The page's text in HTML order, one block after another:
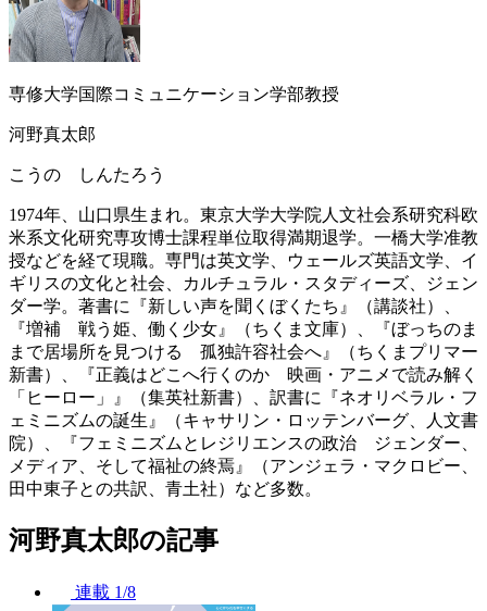
専修大学国際コミュニケーション学部教授
河野真太郎
こうの しんたろう
1974年、山口県生まれ。東京大学大学院人文社会系研究科欧
米系文化研究専攻博士課程単位取得満期退学。一橋大学准教
授などを経て現職。専門は英文学、ウェールズ英語文学、イ
ギリスの文化と社会、カルチュラル・スタディーズ、ジェン
ダー学。著書に『新しい声を聞くぼくたち』（講談社）、
『増補 戦う姫、働く少女』（ちくま文庫）、『ぼっちのま
まで居場所を見つける 孤独許容社会へ』（ちくまプリマー
新書）、『正義はどこへ行くのか 映画・アニメで読み解く
「ヒーロー」』（集英社新書）、訳書に『ネオリベラル・フ
ェミニズムの誕生』（キャサリン・ロッテンバーグ、人文書
院）、『フェミニズムとレジリエンスの政治 ジェンダー、
メディア、そして福祉の終焉』（アンジェラ・マクロビー、
田中東子との共訳、青土社）など多数。
河野真太郎の記事
連載 1/8